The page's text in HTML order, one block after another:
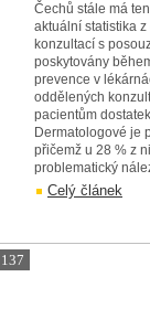
Čechů stále má
aktuální statistika
konzultací s
poskytovány
prevence v
oddělených
pacientům
Dermatologové je
přičemž u 28 % z
problematický
Celý článek
137